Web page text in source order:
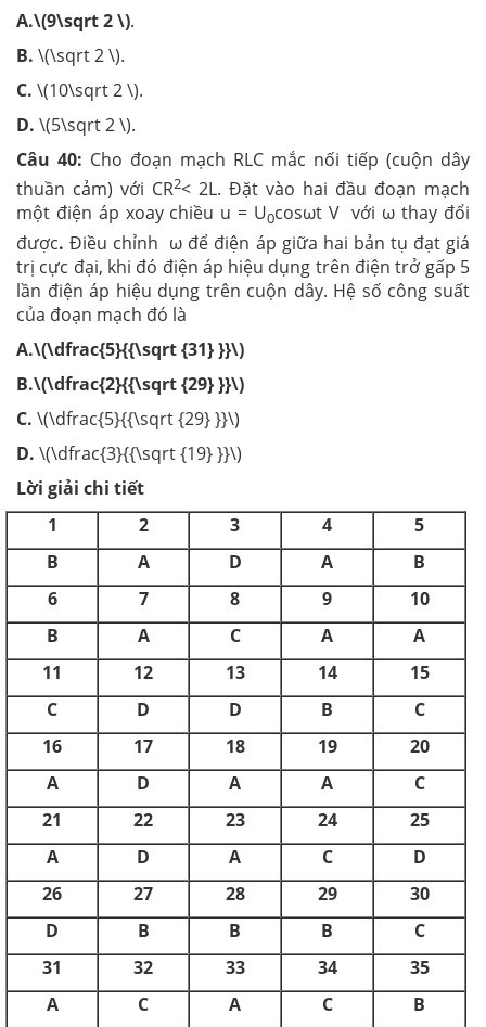
A.\(9\sqrt 2 \).
B. \(\sqrt 2 \).
C. \(10\sqrt 2 \).
D. \(5\sqrt 2 \).
Câu 40: Cho đoạn mạch RLC mắc nối tiếp (cuộn dây
thuần cảm) với CR2< 2L. Đặt vào hai đầu đoạn mạch
một điện áp xoay chiều u = U0cosωt V với ω thay đổi
được. Điều chỉnh ω để điện áp giữa hai bản tụ đạt giá
trị cực đại, khi đó điện áp hiệu dụng trên điện trở gấp 5
lần điện áp hiệu dụng trên cuộn dây. Hệ số công suất
của đoạn mạch đó là
A.\(\dfrac{5}{{\sqrt {31} }}\)
B.\(\dfrac{2}{{\sqrt {29} }}\)
C. \(\dfrac{5}{{\sqrt {29} }}\)
D. \(\dfrac{3}{{\sqrt {19} }}\)
Lời giải chi tiết
1
2 3 4
5
B
A D A
B
6
7 8 9
10
B
A C A
A
11
12 13 14
15
C
D D B
C
16
17 18 19
20
A
D A A
C
21
22 23 24
25
A
D A C
D
26
27 28 29
30
D
B B B
C
31
32 33 34
35
A
C A C
B